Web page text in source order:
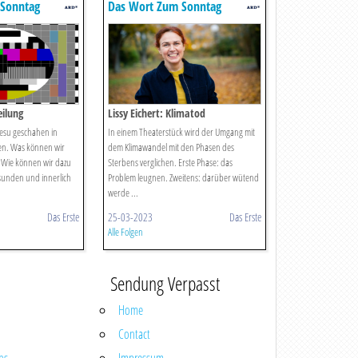
geschahen in
Was können wir
können wir dazu
und innerlich
Das Erste
Das Wort Zum Sonntag
Lissy Eichert: Klimatod
In einem Theaterstück wird der Umgang mit
dem Klimawandel mit den Phasen des
Sterbens verglichen. Erste Phase: das
Problem leugnen. Zweitens: darüber wütend
werde ...
25-03-2023 Das Erste
Alle Folgen
Sendung Verpasst
Home
Contact